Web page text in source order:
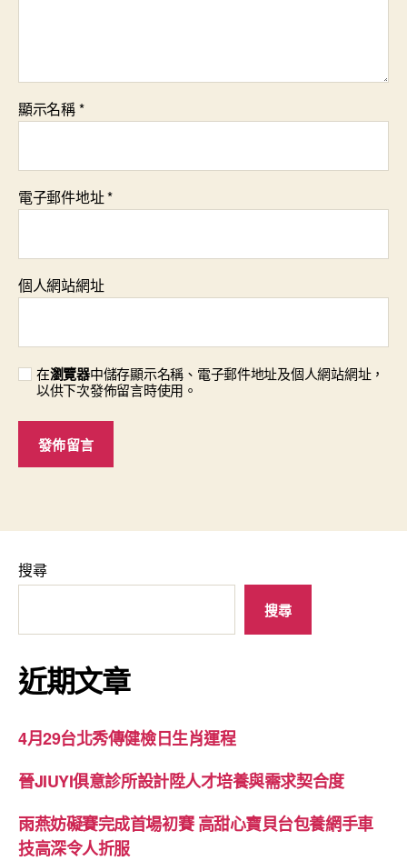
顯示名稱*
電子郵件地址*
個人網站網址
在瀏覽器中儲存顯示名稱、電子郵件地址及個人網站網址，
以供下次發佈留言時使用。
搜尋
搜尋
近期文章
4月29台北秀傳健檢日生肖運程
晉JIUYI俱意診所設計陞人才培養與需求契合度
雨燕妨礙賽完成首場初賽 高甜心寶貝台包養網手車
技高深令人折服